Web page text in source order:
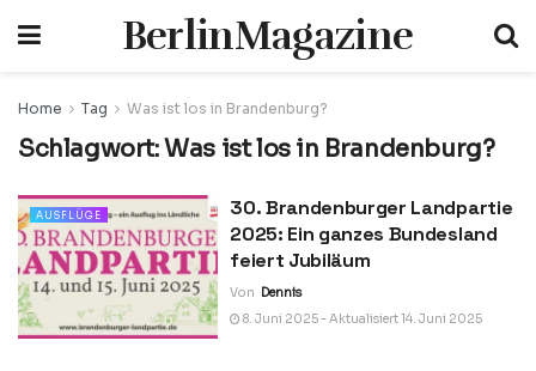
BerlinMagazine
Home Tag Was ist los in Brandenburg?
Schlagwort:Was ist los in Brandenburg?
AUSFLÜGE
30. Brandenburger Landpartie
2025: Ein ganzes Bundesland
feiert Jubiläum
Von Dennis
8. Juni 2025 - Aktualisiert 14. Juni 2025